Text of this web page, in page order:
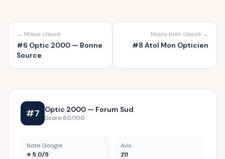
← Mieux classé
#6 Optic 2000 — Bonne
Source
Moins bien classé →
#8 Atol Mon Opticien
#7 Optic 2000 — Forum Sud
Score 60/100
Note Google
⭐ 5.0/5
Avis
211